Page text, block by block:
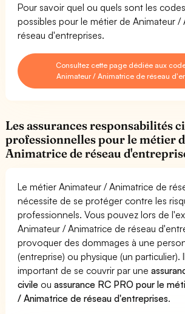
Pour savoir quel ou quels sont les
possibles pour le métier de Animateur /
réseau d'entreprises.
Consultez cette page dédiée aux
Animateur / Animatrice de réseau
Les assurances responsabilités
professionnelles pour le métier
Animatrice de réseau
Le métier Animateur / Animatrice de
nécessite de se protéger contre les
professionnels. Vous pouvez lors de
Animateur / Animatrice de réseau
provoquer des dommages à une
(entreprise) ou physique (un particulier).
important de se couvrir par une
civile ouassurance RC PRO pour le
/ Animatrice de réseau d'entreprises.